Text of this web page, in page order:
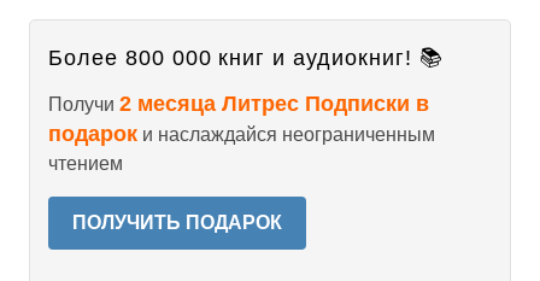
Более 800 000 книг и аудиокниг! 📚
Получи 2 месяца Литрес Подписки в
подарок и наслаждайся неограниченным
чтением
ПОЛУЧИТЬ ПОДАРОК